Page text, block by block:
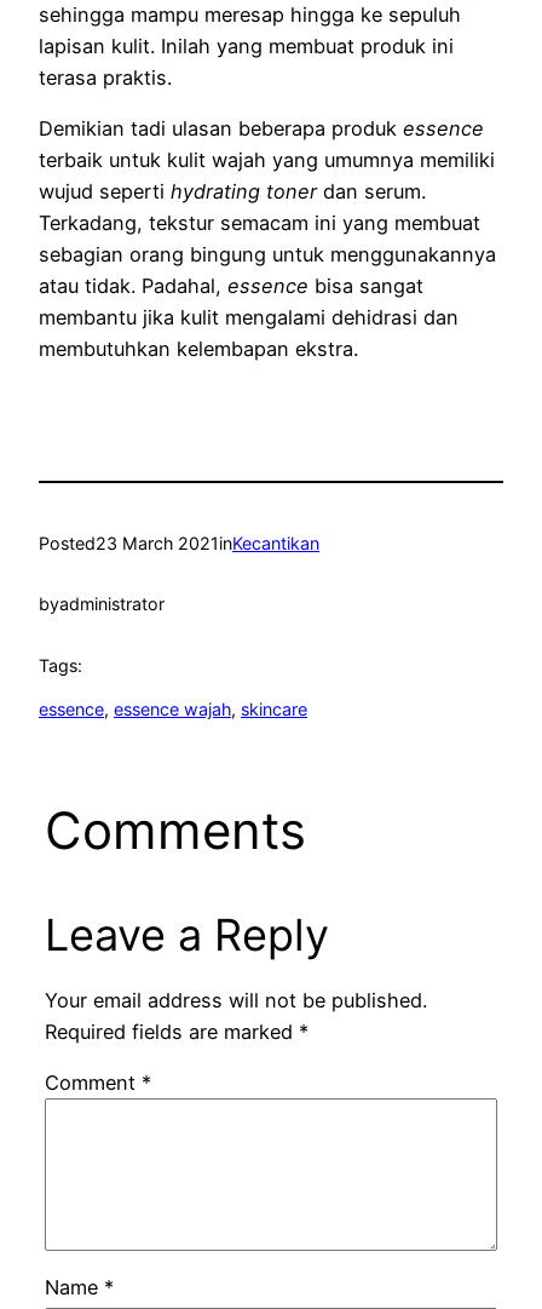
sehingga mampu meresap hingga ke sepuluh
lapisan kulit. Inilah yang membuat produk ini
terasa praktis.
Demikian tadi ulasan beberapa produk essence
terbaik untuk kulit wajah yang umumnya memiliki
wujud seperti hydrating toner dan serum.
Terkadang, tekstur semacam ini yang membuat
sebagian orang bingung untuk menggunakannya
atau tidak. Padahal, essence bisa sangat
membantu jika kulit mengalami dehidrasi dan
membutuhkan kelembapan ekstra.
Posted23 March 2021inKecantikan
byadministrator
Tags:
essence, essence wajah, skincare
Comments
Leave a Reply
Your email address will not be published.
Required fields are marked *
Comment *
Name *